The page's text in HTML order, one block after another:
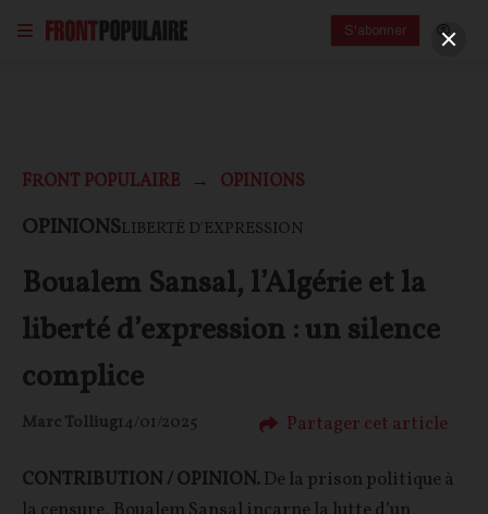
S'abonner
FRONT POPULAIRE OPINIONS
OPINIONSLIBERTÉ D'EXPRESSION
Boualem Sansal, l’Algérie et la
liberté d’expression : un silence
complice
Marc Tolliug14/01/2025 Partager cet article
CONTRIBUTION / OPINION.De la prison politique à